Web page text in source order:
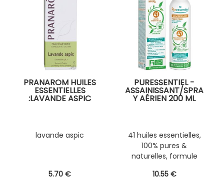
PRANAROM HUILES
ESSENTIELLES
:LAVANDE ASPIC
lavande aspic
5.70 €
PURESSENTIEL -
ASSAINISSANT/SPRA
Y AÉRIEN 200 ML
41 huiles essentielles,
100% pures &
naturelles, formule
10.55 €